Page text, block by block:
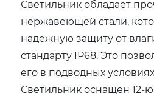
Светильник обладает
нержавеющей стали,
надежную защиту от
стандарту IP68. Это
его в подводных
Светильник оснащен 12-